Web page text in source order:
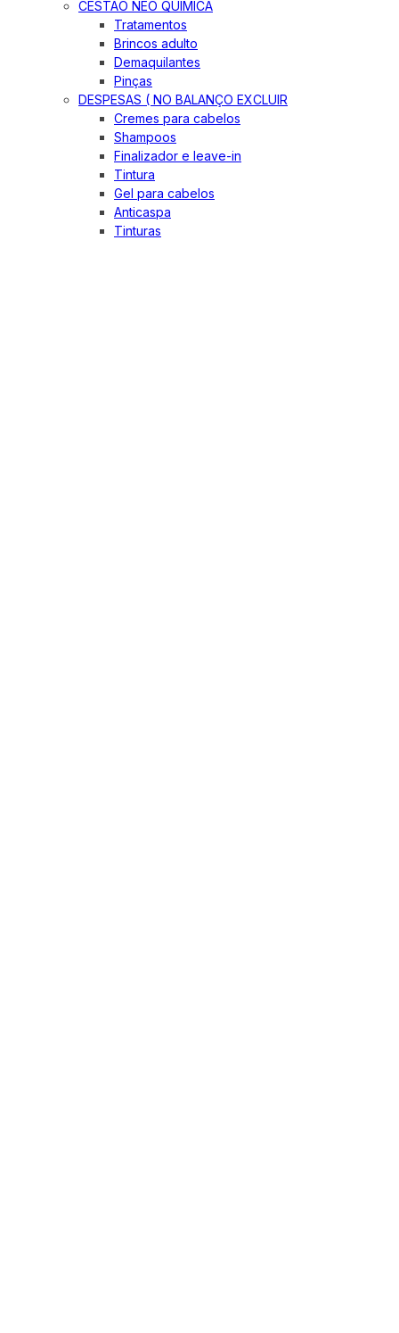
CESTÃO NEO QUIMICA
Tratamentos
Brincos adulto
Demaquilantes
Pinças
DESPESAS ( NO BALANÇO EXCLUIR
Cremes para cabelos
Shampoos
Finalizador e leave-in
Tintura
Gel para cabelos
Anticaspa
Tinturas